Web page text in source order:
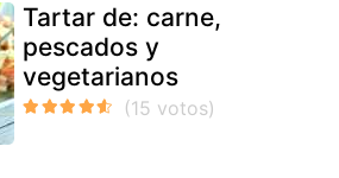
Tartar de: carne,
pescados y
vegetarianos